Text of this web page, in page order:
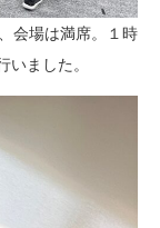
会場は満席。１時
いました。